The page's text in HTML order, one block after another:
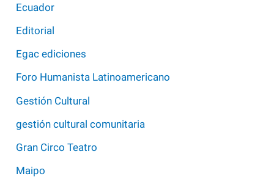
Ecuador
Editorial
Egac ediciones
Foro Humanista Latinoamericano
Gestión Cultural
gestión cultural comunitaria
Gran Circo Teatro
Maipo